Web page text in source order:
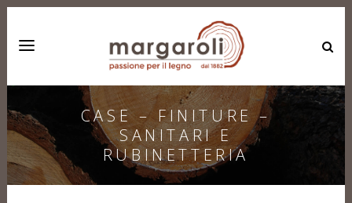
CASE – FINITURE –
SANITARI E
RUBINETTERIA